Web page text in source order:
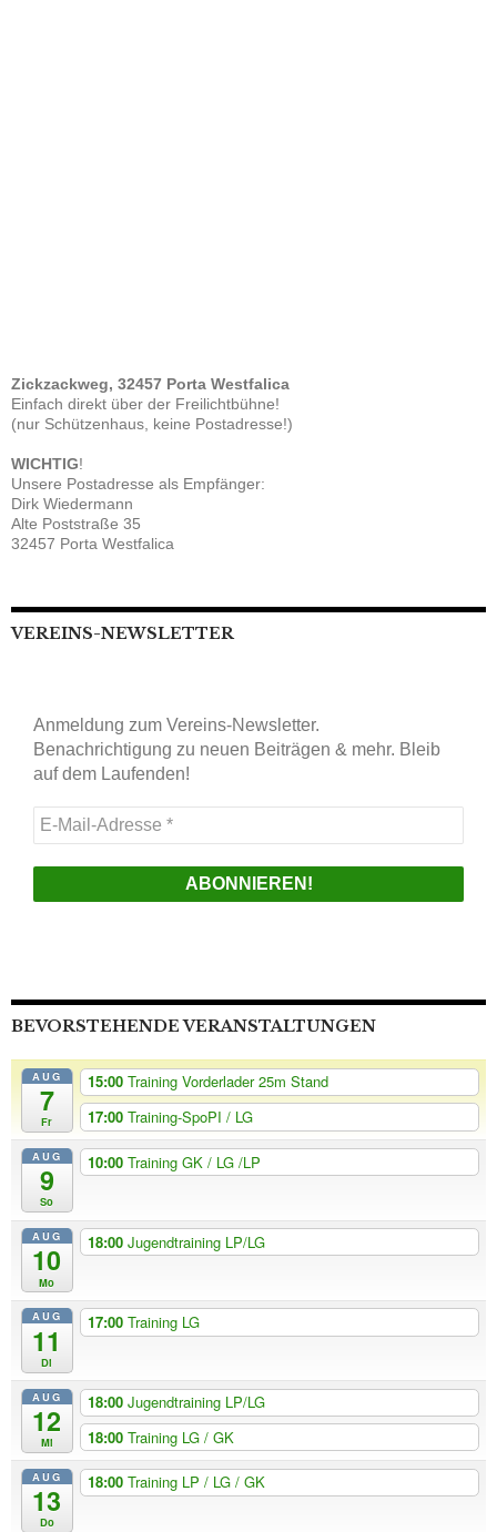
Zickzackweg, 32457 Porta Westfalica
Einfach direkt über der Freilichtbühne!
(nur Schützenhaus, keine Postadresse!)
WICHTIG!
Unsere Postadresse als Empfänger:
Dirk Wiedermann
Alte Poststraße 35
32457 Porta Westfalica
VEREINS-NEWSLETTER
Anmeldung zum Vereins-Newsletter.
Benachrichtigung zu neuen Beiträgen & mehr. Bleib
auf dem Laufenden!
E-
Mail-
Adresse
BEVORSTEHENDE VERANSTALTUNGEN
AUG
7
Fr
15:00 Training Vorderlader 25m Stand
17:00 Training-SpoPI / LG
AUG
9
So
10:00 Training GK / LG /LP
AUG
10
Mo
18:00 Jugendtraining LP/LG
AUG
11
Di
17:00 Training LG
AUG
12
Mi
18:00 Jugendtraining LP/LG
18:00 Training LG / GK
AUG
13
Do
18:00 Training LP / LG / GK